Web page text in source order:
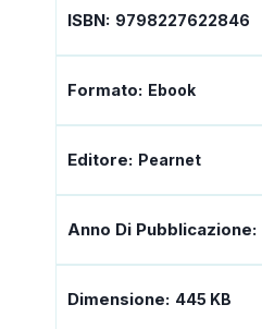
ISBN: 9798227622846
Formato: Ebook
Editore: Pearnet
Anno Di Pubblicazione:
Dimensione: 445 KB